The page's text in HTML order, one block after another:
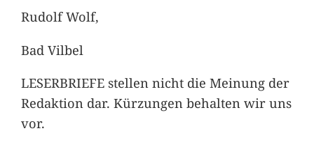
Rudolf Wolf,
Bad Vilbel
LESERBRIEFE stellen nicht die Meinung der
Redaktion dar. Kürzungen behalten wir uns
vor.